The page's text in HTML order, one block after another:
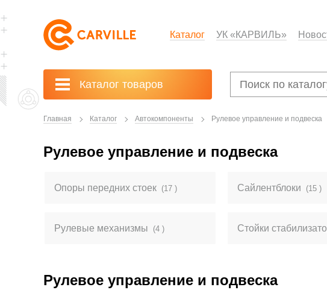
Каталог УК «КАРВИЛЬ»
Каталог товаров
Главная Каталог Автокомпоненты Рулевое управление и подвеска
Рулевое управление и подвеска
Опоры передних стоек (17 )
Рулевые механизмы (4 )
Сайлентблоки (15 )
Стойки
Рулевое управление и подвеска